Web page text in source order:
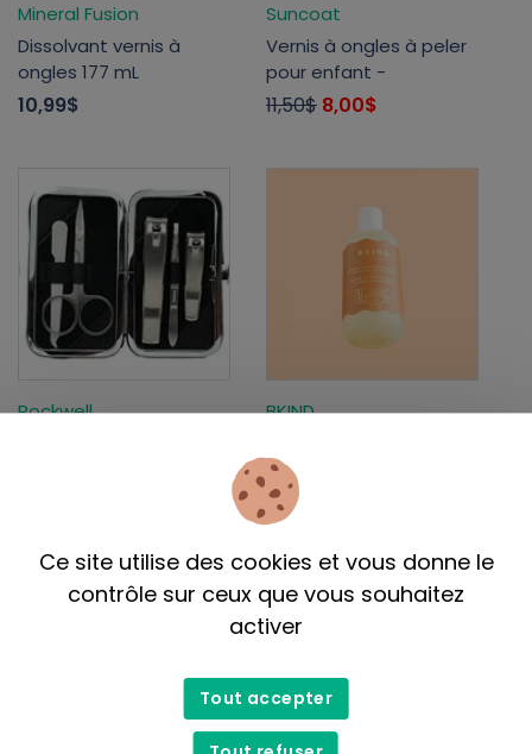
Mineral Fusion
Dissolvant vernis à
ongles 177 mL
10,99$
Suncoat
Vernis à ongles à peler
pour enfant -
11,50$ 8,00$
Rockwell
BKIND
ongles non toxique
31,99$
Ce site utilise des cookies et vous donne le
contrôle sur ceux que vous souhaitez
activer
Tout accepter